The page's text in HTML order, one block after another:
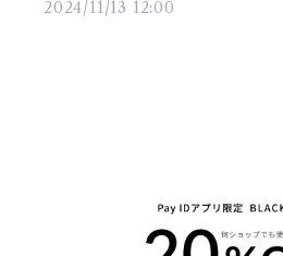
2024/11/13 12:00